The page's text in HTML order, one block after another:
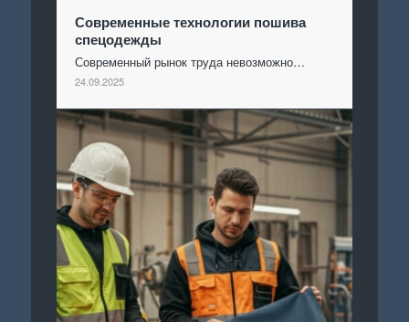
Современные технологии пошива
спецодежды
Современный рынок труда невозможно…
24.09.2025